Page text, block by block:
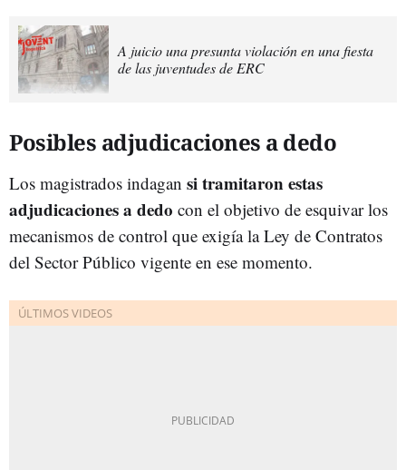
A juicio una presunta violación en una fiesta
de las juventudes de ERC
Posibles adjudicaciones a dedo
Los magistrados indagan si tramitaron estas
adjudicaciones a dedo con el objetivo de esquivar los
mecanismos de control que exigía la Ley de Contratos
del Sector Público vigente en ese momento.